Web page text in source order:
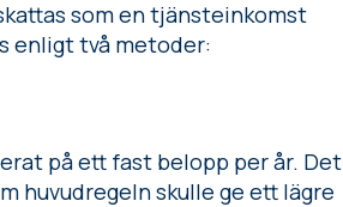
som en tjänsteinkomst
enligt två metoder:
på ett fast belopp per år. Det
huvudregeln skulle ge ett lägre